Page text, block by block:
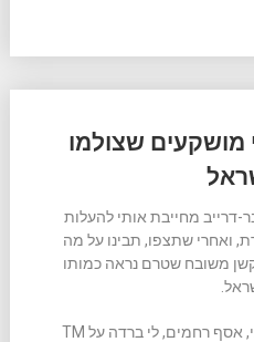
שצולמו
דרייב מחייבת אותי להעלות
ואחרי שתצפו, תבינו על מה
משובח שטרם נראה כמותו
הכבוד מגיע לאריאל אלסיבוני, אסף רחמים, לי ברדה על TM